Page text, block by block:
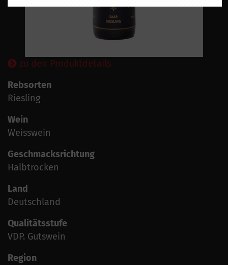
zu den Produktdetails
Rebsorten
Riesling
Wein
Weisswein
Geschmacksrichtung
Halbtrocken
Land
Deutschland
Qualitätsstufe
VDP. Gutswein
Region